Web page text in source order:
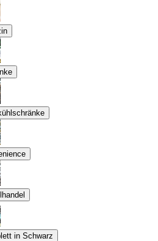
in Schwarz